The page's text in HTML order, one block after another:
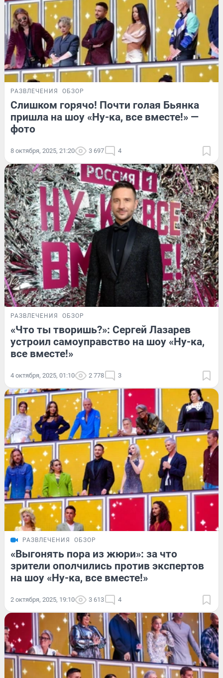
РАЗВЛЕЧЕНИЯ ОБЗОР
Слишком горячо! Почти голая Бьянка
пришла на шоу «Ну-ка, все вместе!» —
фото
8 октября, 2025, 21:20 3 697 4
РАЗВЛЕЧЕНИЯ ОБЗОР
«Что ты творишь?»: Сергей Лазарев
устроил самоуправство на шоу «Ну-ка,
все вместе!»
4 октября, 2025, 01:10 2 778 3
РАЗВЛЕЧЕНИЯ ОБЗОР
«Выгонять пора из жюри»: за что
зрители ополчились против экспертов
на шоу «Ну-ка, все вместе!»
2 октября, 2025, 19:10 3 613 4